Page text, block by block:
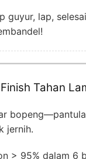
guyur, lap,
Tahan
jernih.
> 95% dalam 6